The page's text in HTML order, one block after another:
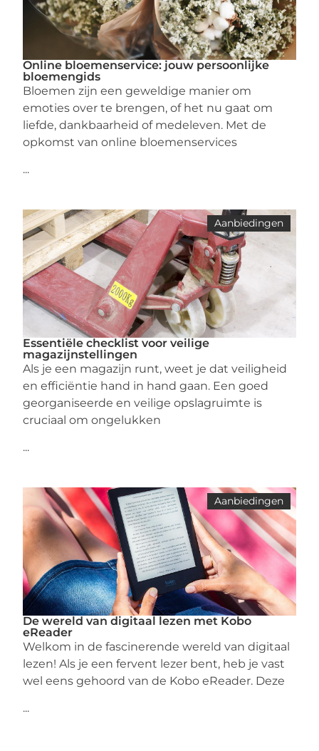
Online bloemenservice: jouw persoonlijke
bloemengids
Bloemen zijn een geweldige manier om
emoties over te brengen, of het nu gaat om
liefde, dankbaarheid of medeleven. Met de
opkomst van online bloemenservices
...
Aanbiedingen
Essentiële checklist voor veilige
magazijnstellingen
Als je een magazijn runt, weet je dat veiligheid
en efficiëntie hand in hand gaan. Een goed
georganiseerde en veilige opslagruimte is
cruciaal om ongelukken
...
Aanbiedingen
De wereld van digitaal lezen met Kobo
eReader
Welkom in de fascinerende wereld van digitaal
lezen! Als je een fervent lezer bent, heb je vast
wel eens gehoord van de Kobo eReader. Deze
...